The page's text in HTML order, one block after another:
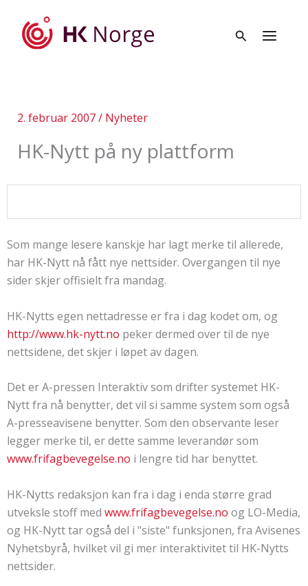
2. februar 2007/ Nyheter
HK-Nytt på ny plattform
Som mange lesere kanskje har lagt merke til allerede,
har HK-Nytt nå fått nye nettsider. Overgangen til nye
sider skjer offisielt fra mandag.
HK-Nytts egen nettadresse er fra i dag kodet om, og
http://www.hk-nytt.no peker dermed over til de nye
nettsidene, det skjer i løpet av dagen.
Det er A-pressen Interaktiv som drifter systemet HK-
Nytt fra nå benytter, det vil si samme system som også
A-presseavisene benytter. Som den observante leser
legger merke til, er dette samme leverandør som
www.frifagbevegelse.no i lengre tid har benyttet.
HK-Nytts redaksjon kan fra i dag i enda større grad
utveksle stoff med www.frifagbevegelse.no og LO-Media,
og HK-Nytt tar også del i "siste" funksjonen, fra Avisenes
Nyhetsbyrå, hvilket vil gi mer interaktivitet til HK-Nytts
nettsider.